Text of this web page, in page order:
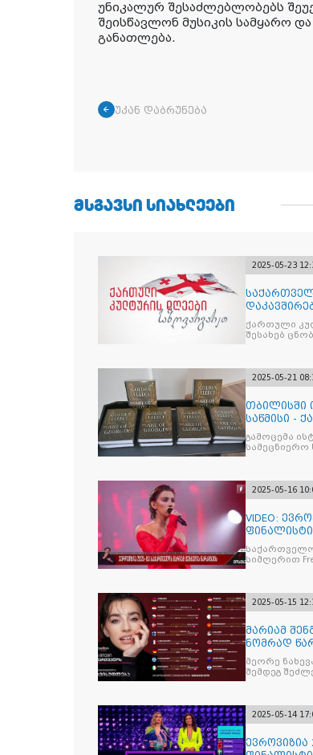
უნიკალურ შესაძლებლობებს
შეისწავლონ მუსიკის სამყარო
განათლება.
უკან დაბრუნება
ᲛᲡᲒᲐᲕᲡᲘ ᲡᲘᲐᲮᲚᲔᲔᲑᲘ
2025-05-23
კულტურის
ქართული
შესახებ
2025-05-21
თბილისში
საწმისი -
GEORG
გამოცემა
სამეცნიერო
2025-05-16
VIDEO:
საქართველო
სიმღერით
2025-05-15
მარიამ
ნომრად
მეორე
შემდეგ
2025-05-14
ევროვიზია